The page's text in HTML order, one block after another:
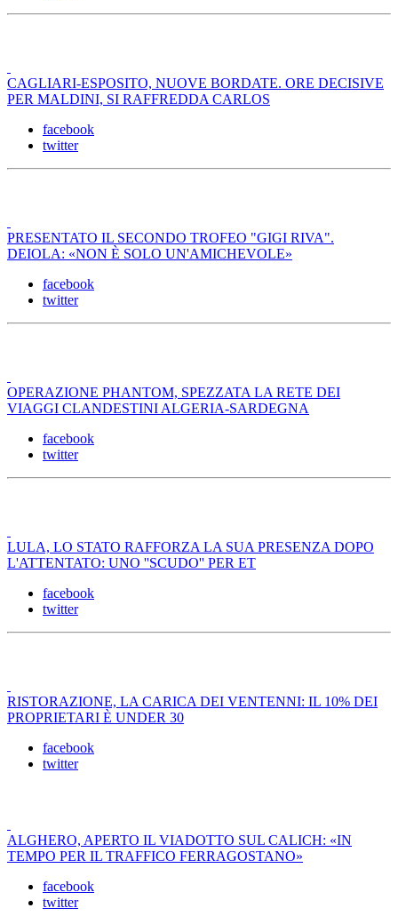
CAGLIARI-ESPOSITO, NUOVE BORDATE. ORE DECISIVE
PER MALDINI, SI RAFFREDDA CARLOS
facebook
twitter
PRESENTATO IL SECONDO TROFEO "GIGI RIVA".
DEIOLA: «NON È SOLO UN'AMICHEVOLE»
facebook
twitter
OPERAZIONE PHANTOM, SPEZZATA LA RETE DEI
VIAGGI CLANDESTINI ALGERIA-SARDEGNA
facebook
twitter
LULA, LO STATO RAFFORZA LA SUA PRESENZA DOPO
L'ATTENTATO: UNO ''SCUDO'' PER ET
facebook
twitter
RISTORAZIONE, LA CARICA DEI VENTENNI: IL 10% DEI
PROPRIETARI È UNDER 30
facebook
twitter
ALGHERO, APERTO IL VIADOTTO SUL CALICH: «IN
TEMPO PER IL TRAFFICO FERRAGOSTANO»
facebook
twitter